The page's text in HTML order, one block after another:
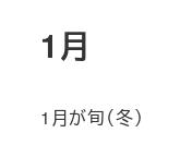
1月
1月が旬（冬）